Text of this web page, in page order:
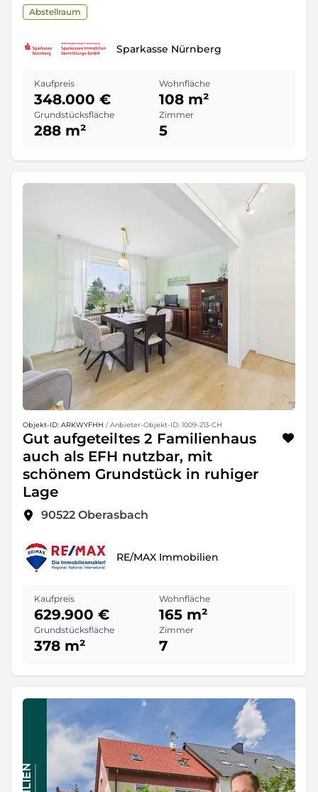
Abstellraum
Sparkasse Nürnberg
Kaufpreis
348.000 €
Wohnfläche
108 m²
Grundstücksfläche
288 m²
Zimmer
5
Objekt-ID: ARKWYFHH / Anbieter-Objekt-ID: 1009-213-CH
Gut aufgeteiltes 2 Familienhaus
auch als EFH nutzbar, mit
schönem Grundstück in ruhiger
Lage
90522 Oberasbach
RE/MAX Immobilien
Kaufpreis
629.900 €
Wohnfläche
165 m²
Grundstücksfläche
378 m²
Zimmer
7